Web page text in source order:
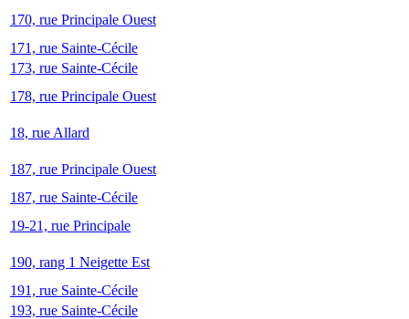
170, rue Principale Ouest
171, rue Sainte-Cécile
173, rue Sainte-Cécile
178, rue Principale Ouest
18, rue Allard
187, rue Principale Ouest
187, rue Sainte-Cécile
19-21, rue Principale
190, rang 1 Neigette Est
191, rue Sainte-Cécile
193, rue Sainte-Cécile